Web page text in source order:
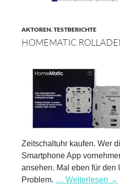
AKTOREN,TESTBERICHTE
HOMEMATIC
Zeitschaltuhr kaufen. Wer
Smartphone App
ansehen. Mal eben für den
Problem. … Weiterlesen →